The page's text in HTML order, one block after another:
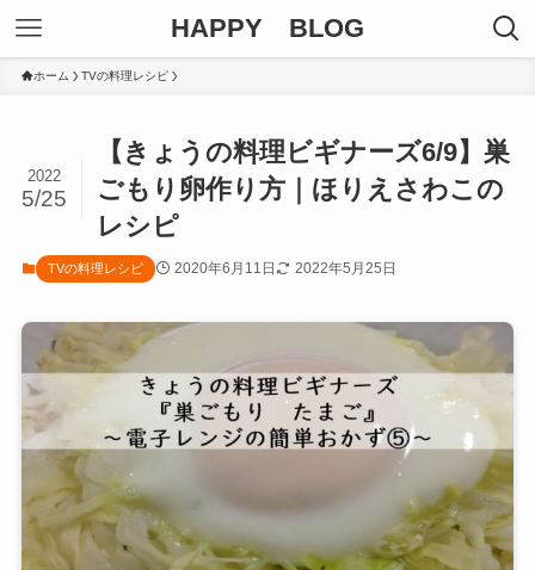
HAPPY BLOG
ホーム TVの料理レシピ
【きょうの料理ビギナーズ6/9】巣
ごもり卵作り方｜ほりえさわこの
レシピ
2022
5/25
TVの料理レシピ 2020年6月11日 2022年5月25日